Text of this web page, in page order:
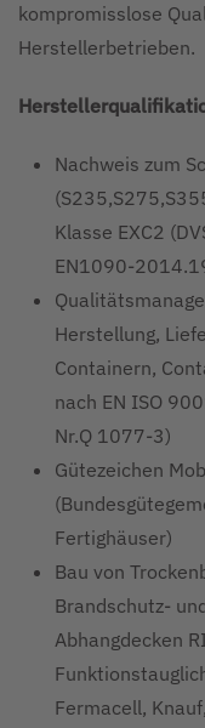
kompromisslose
Herstellerbetrieben.
Nachweis zum
Klasse EXC2
EN1090-
Herstellung,
Containern,
nach EN ISO
Nr.Q 1077-3)
Gütezeichen
Fertighäuser)
Bau von
Brandschutz-
Abhangdecken
Fermacell,